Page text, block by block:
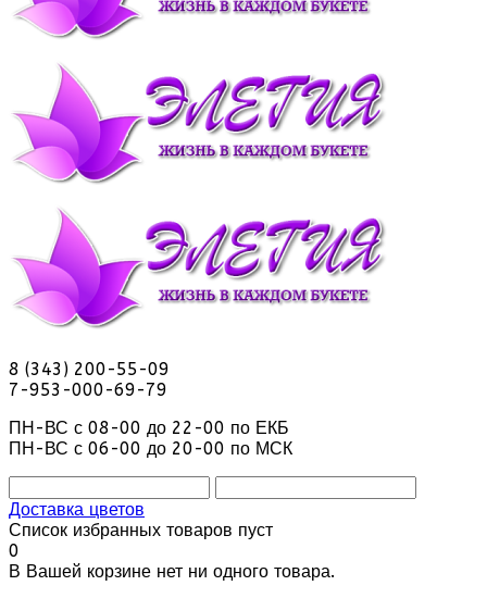
8 (343) 200-55-09
7-953-000-69-79
ПН-ВС с 08-00 до 22-00 по ЕКБ
ПН-ВС с 06-00 до 20-00 по МСК
Доставка цветов
Список избранных товаров пуст
0
В Вашей корзине нет ни одного товара.